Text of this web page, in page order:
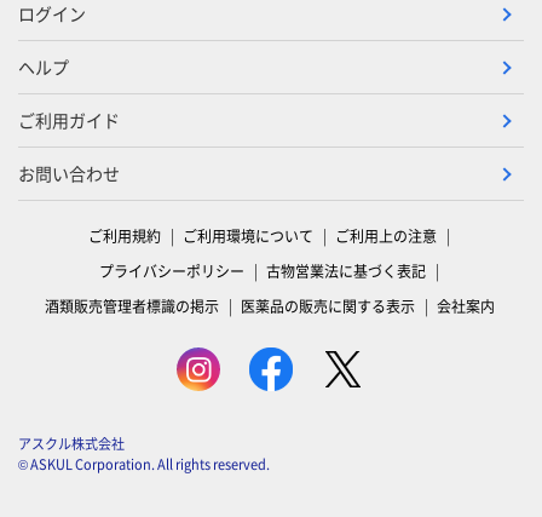
ログイン
ヘルプ
ご利用ガイド
お問い合わせ
ご利用規約 ご利用環境について
ご利用上の注意
プライバシーポリシー
古物営業法に基づく表記
酒類販売管理者標識の掲示
医薬品の販売に関する表示 会社案内
アスクル株式会社
© ASKUL Corporation. All rights reserved.